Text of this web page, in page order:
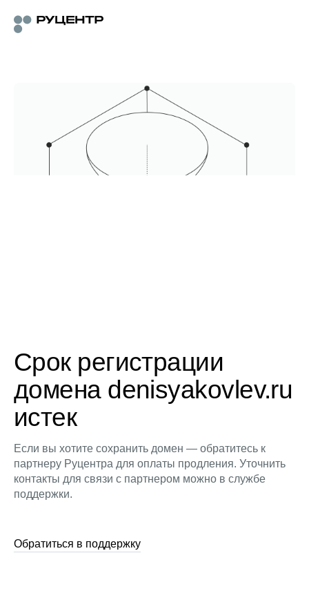
Срок регистрации
домена denisyakovlev.ru
истек
Если вы хотите сохранить домен — обратитесь к
партнеру Руцентра для оплаты продления. Уточнить
контакты для связи с партнером можно в службе
поддержки.
Обратиться в поддержку